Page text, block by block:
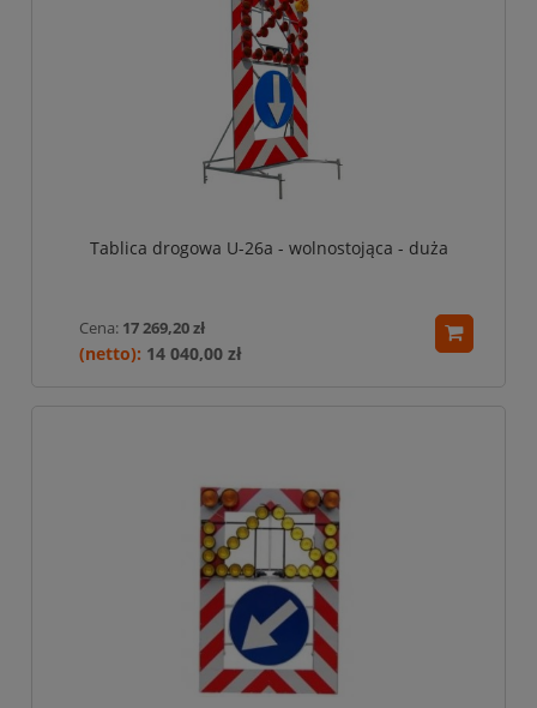
Tablica drogowa U-26a - wolnostojąca - duża
Cena: 17 269,20 zł
14 040,00 zł